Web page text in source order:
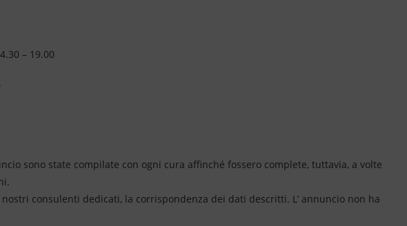
– 19.00
sono state compilate con ogni cura affinché fossero complete, tuttavia, a volte
consulenti dedicati, la corrispondenza dei dati descritti. L’ annuncio non ha